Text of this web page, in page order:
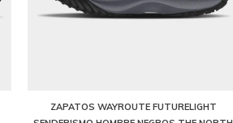
ZAPATOS WAYROUTE FUTURELIGHT